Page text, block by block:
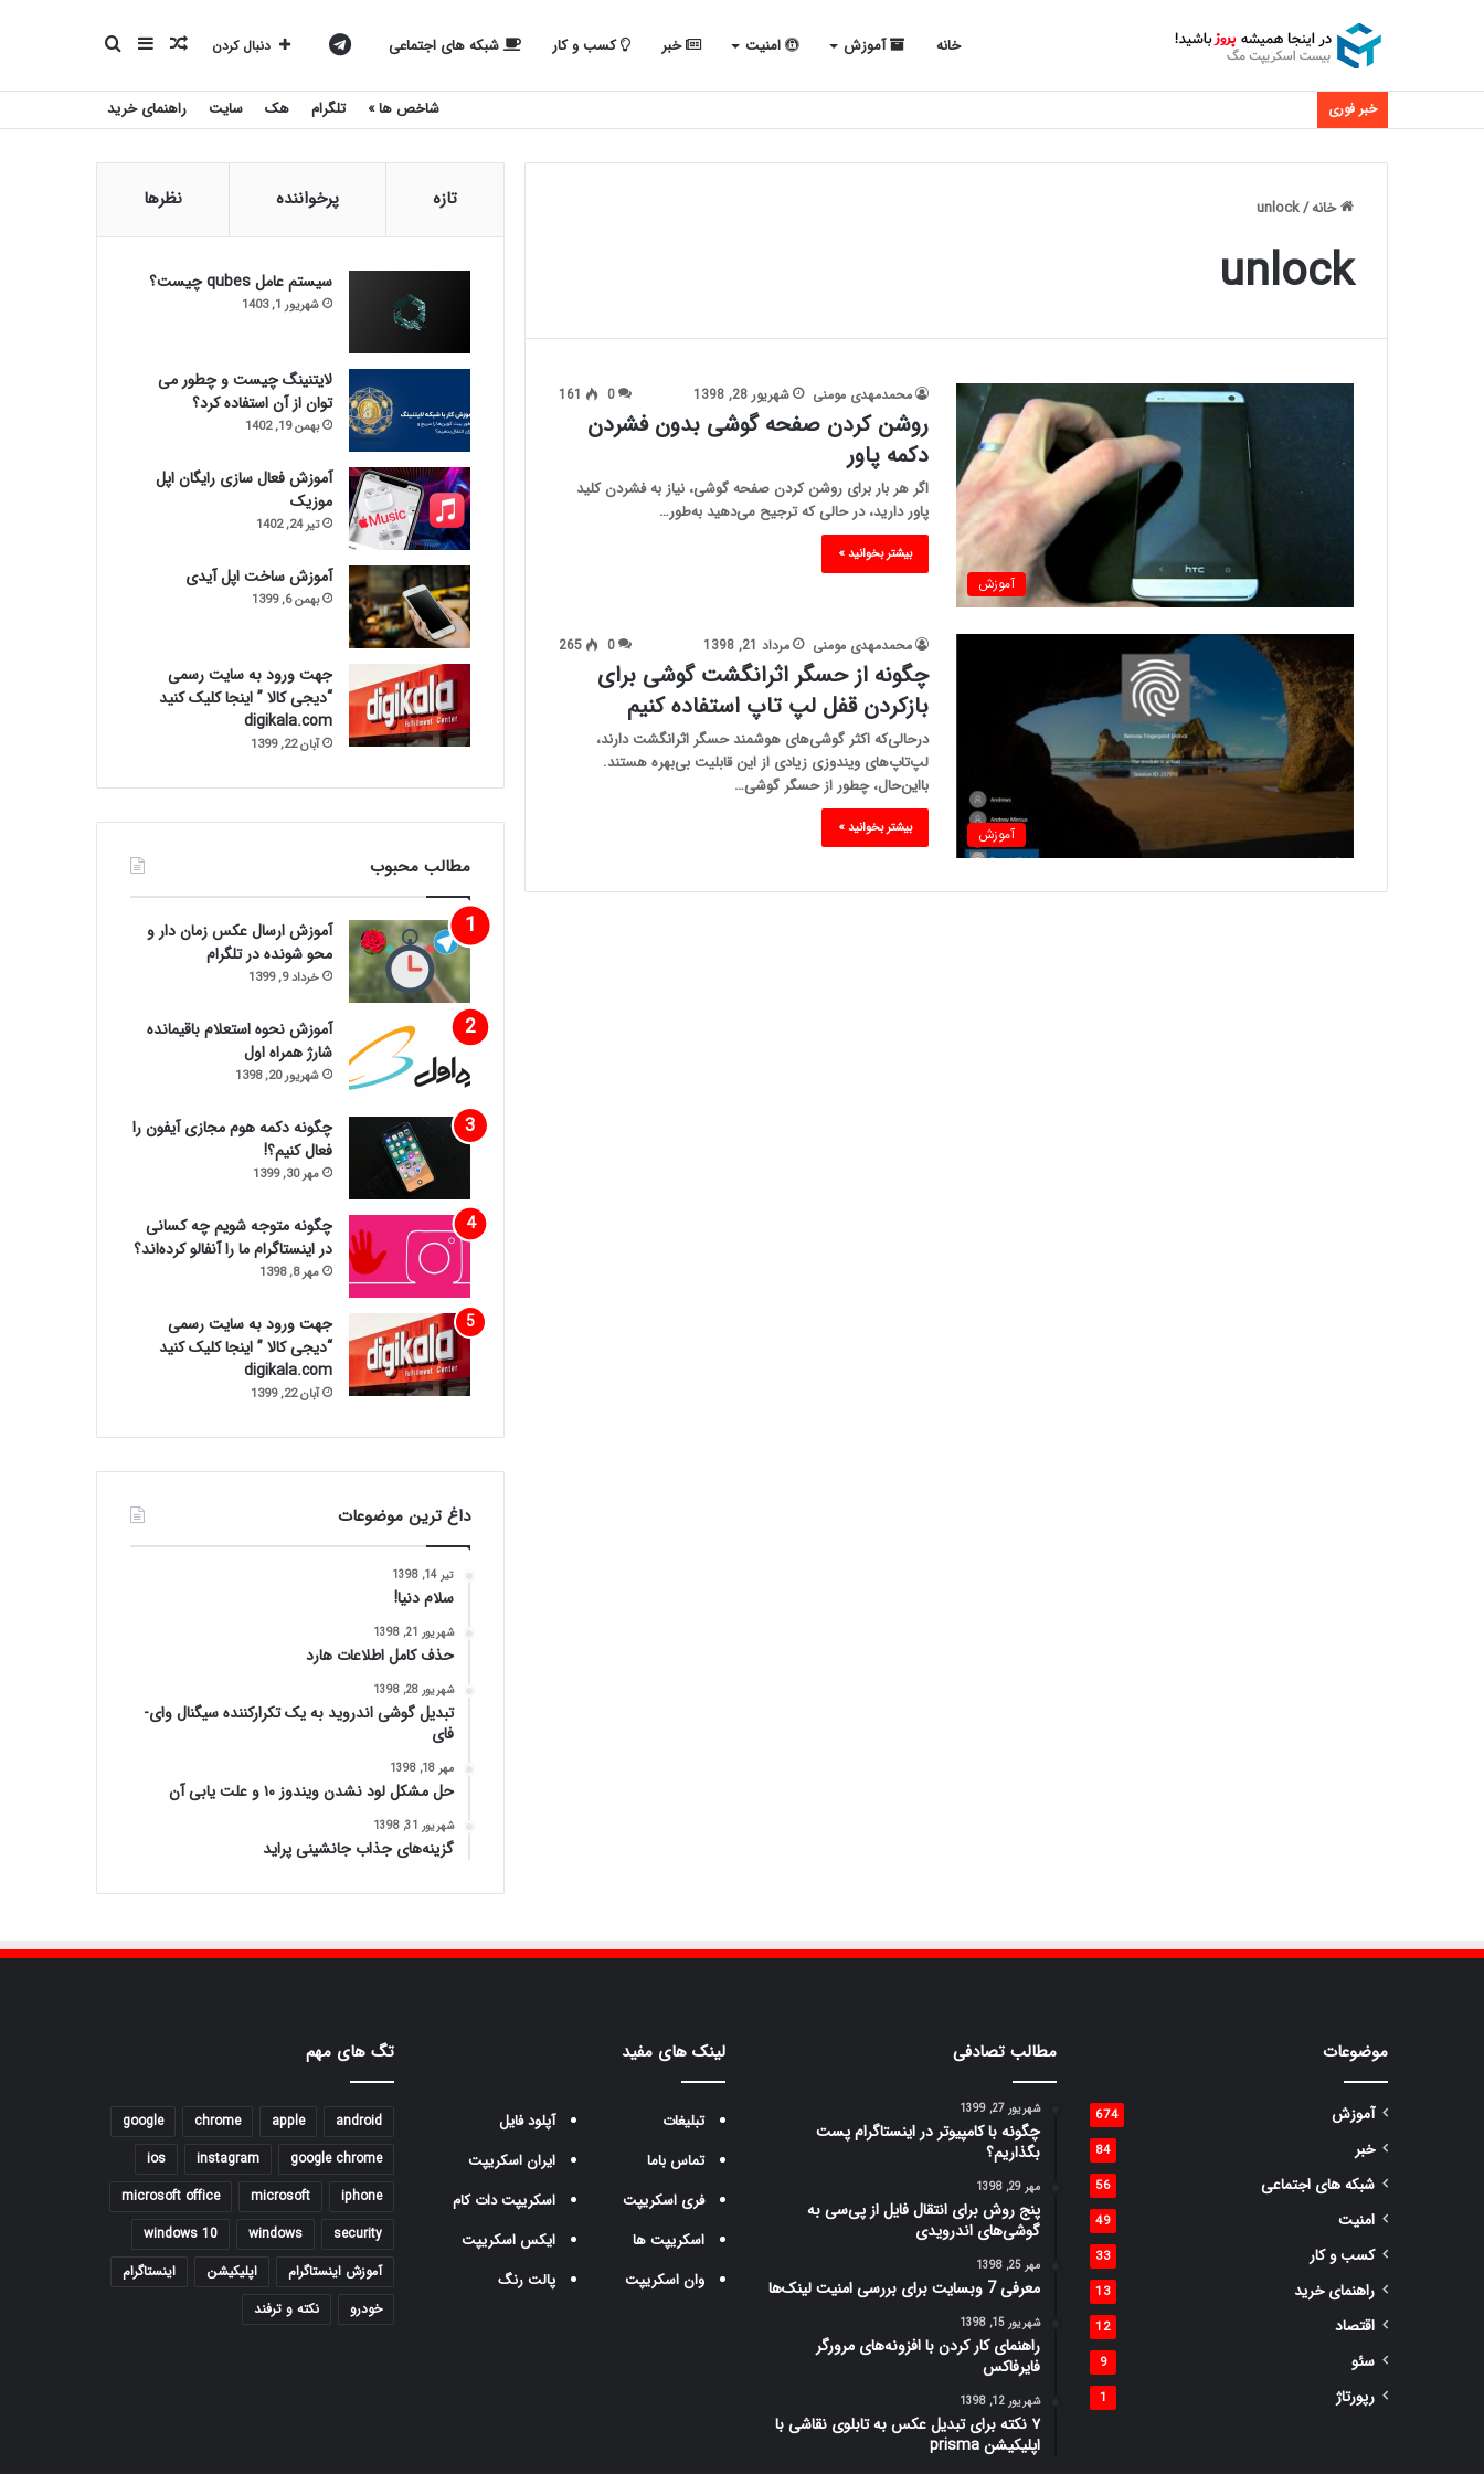
خانه آموزش امنیت خبر کسب و کار شبکه های اجتماعی کانال
تلگرام
اسکریپت
جستجو
برای
سایدبارنوشته
تصادفی
دنبال کردن
خبر فوری شاخص ها » تلگرام هک سایت راهنمای خرید
خانه/
unlock
unlock
آموزش
محمدمهدی مومنی شهریور 28, 1398 0
161
روشن کردن صفحه گوشی بدون فشردن
دکمه پاور
اگر هر بار برای روشن کردن صفحه گوشی، نیاز به فشردن کلید
پاور دارید، در حالی که ترجیح می‌دهید به‌طور…
بیشتر بخوانید »
آموزش
محمدمهدی مومنی مرداد 21, 1398 0
265
چگونه از حسگر اثرانگشت گوشی برای
بازکردن قفل لپ تاپ استفاده کنیم
درحالی‌که اکثر گوشی‌های هوشمند حسگر اثرانگشت دارند،
لپ‌تاپ‌های ویندوزی زیادی از این قابلیت بی‌بهره هستند.
بااین‌حال، چطور از حسگر گوشی…
بیشتر بخوانید »
تازه پرخواننده نظرها
سیستم عامل qubes چیست؟
شهریور 1, 1403
لایتنینگ چیست و چطور می
توان از آن استفاده کرد؟
بهمن 19, 1402
آموزش فعال سازی رایگان اپل
موزیک
تیر 24, 1402
آموزش ساخت اپل آیدی
بهمن 6, 1399
جهت ورود به سایت رسمی
“دیجی کالا ” اینجا کلیک کنید
digikala.com
آبان 22, 1399
مطالب محبوب
آموزش ارسال عکس زمان دار و
محو شونده در تلگرام
خرداد 9, 1399
آموزش نحوه استعلام باقیمانده
شارژ همراه اول
شهریور 20, 1398
چگونه دکمه هوم مجازی آیفون را
فعال کنیم؟!
مهر 30, 1399
چگونه متوجه شویم چه کسانی
در اینستاگرام ما را آنفالو کرده‌اند؟
مهر 8, 1398
جهت ورود به سایت رسمی
“دیجی کالا ” اینجا کلیک کنید
digikala.com
آبان 22, 1399
داغ ترین موضوعات
تیر 14, 1398
سلام دنیا!
شهریور 21, 1398
حذف کامل اطلاعات هارد
شهریور 28, 1398
تبدیل گوشی اندروید به یک تکرارکننده سیگنال وای-
فای
مهر 18, 1398
حل مشکل لود نشدن ویندوز ۱۰ و علت یابی آن
شهریور 31, 1398
گزینه‌های جذاب جانشینی پراید
موضوعات
آموزش 674
خبر 84
شبکه های اجتماعی 56
امنیت 49
کسب و کار 33
راهنمای خرید 13
اقتصاد 12
سئو 9
رپورتاژ 1
مطالب تصادفی
شهریور 27, 1399
چگونه با کامپیوتر در اینستاگرام پست
بگذاریم؟
مهر 29, 1398
پنج روش برای انتقال فایل از پی‌سی به
گوشی‌های اندرویدی
مهر 25, 1398
معرفی 7 وبسایت برای بررسی امنیت لینک‌ها
شهریور 15, 1398
راهنمای کار کردن با افزونه‌های مرورگر
فایرفاکس
شهریور 12, 1398
۷ نکته برای تبدیل عکس به تابلوی نقاشی با
اپلیکیشن prisma
لینک های مفید
تبلیغات
آپلود فایل
تماس باما
ایران اسکریپت
فری اسکریپت
اسکریپت دات کام
اسکریپت ها
ایکس اسکریپت
وان اسکریپت
پالت رنگ
تگ های مهم
android
apple
chrome
google
google chrome
instagram
ios
iphone
microsoft
microsoft office
security
windows
windows 10
آموزش اینستاگرام
اپلیکیشن
اینستاگرام
خودرو
نکته و ترفند